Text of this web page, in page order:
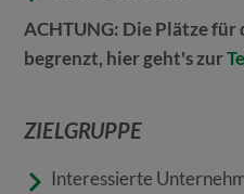
ACHTUNG: Die Plätze für
begrenzt, hier geht's zur
ZIELGRUPPE
Interessierte